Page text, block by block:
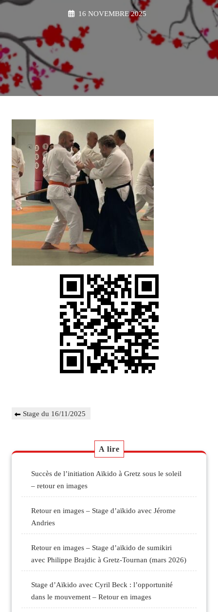
16 NOVEMBRE 2025
de
Previous
Stage du 16/11/2025
A lire
Succès de l’initiation Aïkido à Gretz sous le soleil
– retour en images
Retour en images – Stage d’aïkido avec Jérome
Andries
Retour en images – Stage d’aïkido de sumikiri
avec Philippe Brajdic à Gretz-Tournan (mars 2026)
Stage d’Aïkido avec Cyril Beck : l’opportunité
dans le mouvement – Retour en images